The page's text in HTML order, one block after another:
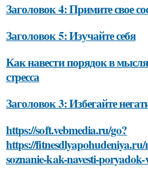
Заголовок 4: Примите свое
Заголовок 5: Изучайте себя
Как навести порядок в
стресса
Заголовок 3: Избегайте
https://soft.vebmedia.ru/go?
https://fitnesdlyapohudeniya.ru/
soznanie-kak-navesti-